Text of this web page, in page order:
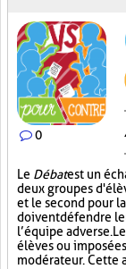
0
Le Débatest un
deux groupes
et le second pour
doivent défendre
l’équipe adverse.
élèves ou
modérateur. Cette